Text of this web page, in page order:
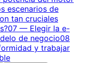
escenarios de
tan cruciales
07 — Elegir la e-
de negocio08
y trabajar